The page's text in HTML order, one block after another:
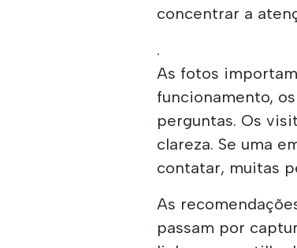
concentrar a
.
As fotos
funcionamento,
perguntas. Os
clareza. Se uma
contatar, muitas
As
passam por